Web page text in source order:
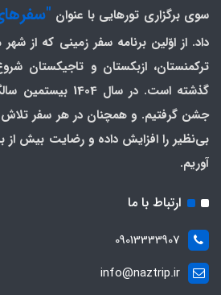
سوی برگزاری تورهایی با عنوان
داد. از اوّلین برنامه سفر زمینی که از
ترکمنستان، ازبکستان و تاجیکستان
گذشته است. در سال
جشن گرفتیم. و همچنان در هر سفر
بی‌نظیر را افزایش داده و رضایت بیش از
آوریم.
ارتباط با ما
09013333907
info@naztrip.ir